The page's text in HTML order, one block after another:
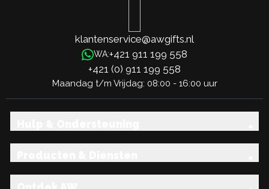
klantenservice@awgifts.nl
WA:+421 911 199 558
+421 (0) 911 199 558
Maandag t/m Vrijdag: 08:00 - 16:00 uur